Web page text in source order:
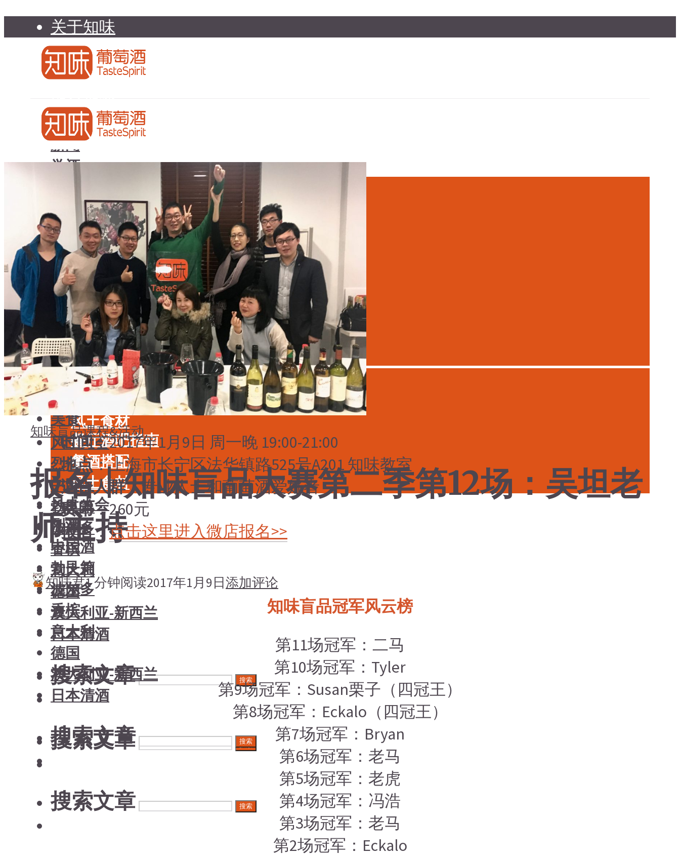
关于知味
知味介绍
知味专家顾问委员会
联系我们
知味荐酒
新闻
学酒
基础知识
品种
年份
酒具周边
投资收藏
留学教育
名庄
品鉴专栏
美食
餐厅酒吧指南
餐酒搭配
风土食材
风土大会
烈酒
中国酒
勃艮第
波尔多
香槟
意大利
德国
澳大利亚-新西兰
日本清酒
搜索文章 搜索
搜索文章 搜索
知味荐酒
新闻
学酒
基础知识
品种
年份
酒具周边
投资收藏
留学教育
名庄
品鉴专栏
美食
餐厅酒吧指南
餐酒搭配
风土食材
风土大会
烈酒
中国酒
勃艮第
波尔多
香槟
意大利
德国
澳大利亚-新西兰
日本清酒
搜索文章 搜索
搜索文章 搜索
知味盲品课程&活动
报名 | 知味盲品大赛第二季第12场：吴坦老
师主持
知味君1 分钟阅读2017年1月9日添加评论
时间：2017年1月9日 周一晚 19:00-21:00
地点：上海市长宁区法华镇路525号A201 知味教室
适合人群：专业人士和葡萄酒爱好者
费用：260元
报名：点击这里进入微店报名>>
知味盲品冠军风云榜
第11场冠军：二马
第10场冠军：Tyler
第9场冠军：Susan栗子（四冠王）
第8场冠军：Eckalo（四冠王）
第7场冠军：Bryan
第6场冠军：老马
第5场冠军：老虎
第4场冠军：冯浩
第3场冠军：老马
第2场冠军：Eckalo